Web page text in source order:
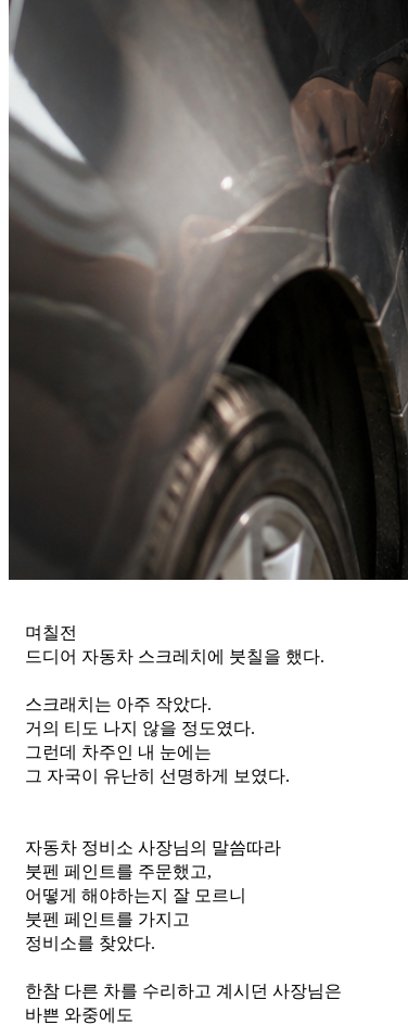
며칠전
드디어 자동차 스크레치에 붓칠을 했다.
스크래치는 아주 작았다.
거의 티도 나지 않을 정도였다.
그런데 차주인 내 눈에는
그 자국이 유난히 선명하게 보였다.
자동차 정비소 사장님의 말씀따라
붓펜 페인트를 주문했고,
어떻게 해야하는지 잘 모르니
붓펜 페인트를 가지고
정비소를 찾았다.
한참 다른 차를 수리하고 계시던 사장님은
바쁜 와중에도